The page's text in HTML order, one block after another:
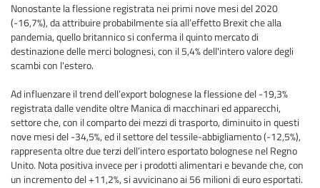
Nonostante la flessione registrata nei primi nove mesi del 2020
(-16,7%), da attribuire probabilmente sia all’effetto Brexit che alla
pandemia, quello britannico si conferma il quinto mercato di
destinazione delle merci bolognesi, con il 5,4% dell'intero valore degli
scambi con l'estero.
Ad influenzare il trend dell’export bolognese la flessione del -19,3%
registrata dalle vendite oltre Manica di macchinari ed apparecchi,
settore che, con il comparto dei mezzi di trasporto, diminuito in questi
nove mesi del -34,5%, ed il settore del tessile-abbigliamento (-12,5%),
rappresenta oltre due terzi dell’intero esportato bolognese nel Regno
Unito. Nota positiva invece per i prodotti alimentari e bevande che, con
un incremento del +11,2%, si avvicinano ai 56 milioni di euro esportati.